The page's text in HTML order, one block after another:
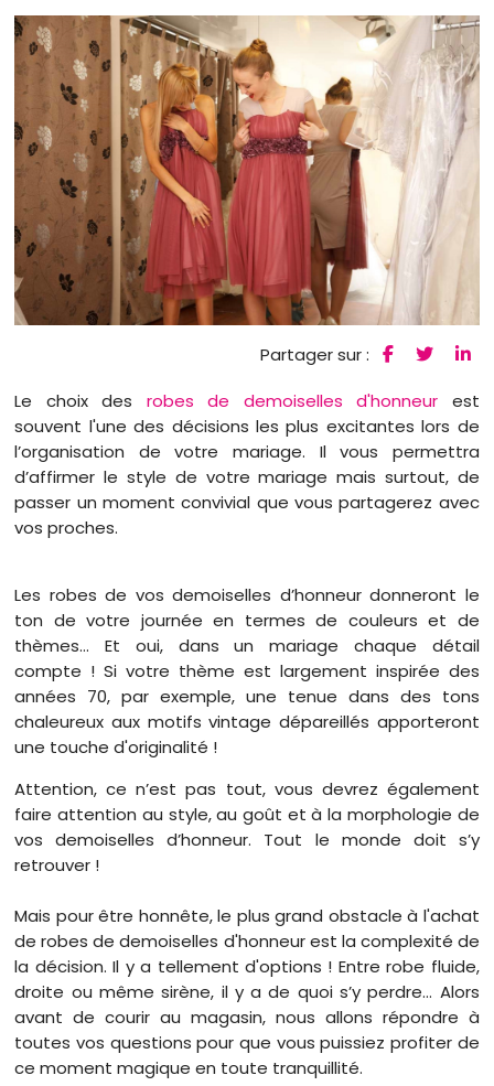
Partager sur :
Le choix des robes de demoiselles d'honneur est
souvent l'une des décisions les plus excitantes lors de
l’organisation de votre mariage. Il vous permettra
d’affirmer le style de votre mariage mais surtout, de
passer un moment convivial que vous partagerez avec
vos proches.
Les robes de vos demoiselles d’honneur donneront le
ton de votre journée en termes de couleurs et de
thèmes… Et oui, dans un mariage chaque détail
compte ! Si votre thème est largement inspirée des
années 70, par exemple, une tenue dans des tons
chaleureux aux motifs vintage dépareillés apporteront
une touche d'originalité !
Attention, ce n’est pas tout, vous devrez également
faire attention au style, au goût et à la morphologie de
vos demoiselles d’honneur. Tout le monde doit s’y
retrouver !
Mais pour être honnête, le plus grand obstacle à l'achat
de robes de demoiselles d'honneur est la complexité de
la décision. Il y a tellement d'options ! Entre robe fluide,
droite ou même sirène, il y a de quoi s’y perdre… Alors
avant de courir au magasin, nous allons répondre à
toutes vos questions pour que vous puissiez profiter de
ce moment magique en toute tranquillité.